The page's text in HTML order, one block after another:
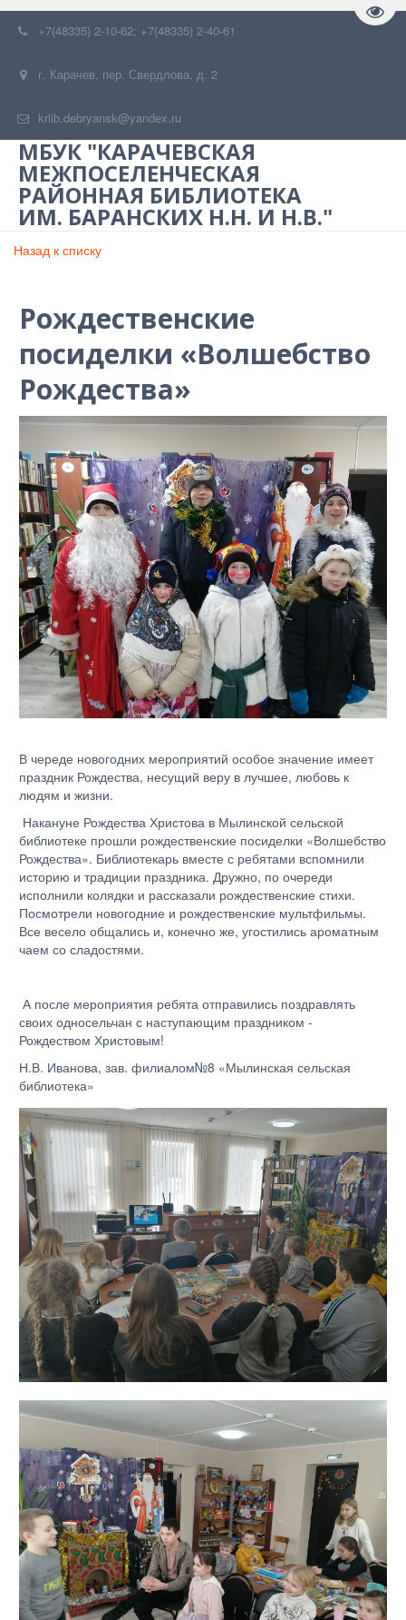
+7(48335) 2-10-62; +7(48335) 2-40-61
г. Карачев, пер. Свердлова, д. 2
krlib.debryansk@yandex.ru
МБУК "КАРАЧЕВСКАЯ
МЕЖПОСЕЛЕНЧЕСКАЯ
РАЙОННАЯ БИБЛИОТЕКА
ИМ. БАРАНСКИХ Н.Н. И Н.В."
Назад к списку
Рождественские
посиделки «Волшебство
Рождества»
В череде новогодних мероприятий особое значение имеет
праздник Рождества, несущий веру в лучшее, любовь к
людям и жизни.
Накануне Рождества Христова в Мылинской сельской
библиотеке прошли рождественские посиделки «Волшебство
Рождества». Библиотекарь вместе с ребятами вспомнили
историю и традиции праздника. Дружно, по очереди
исполнили колядки и рассказали рождественские стихи.
Посмотрели новогодние и рождественские мультфильмы.
Все весело общались и, конечно же, угостились ароматным
чаем со сладостями.
А после мероприятия ребята отправились поздравлять
своих односельчан с наступающим праздником -
Рождеством Христовым!
Н.В. Иванова, зав. филиалом№8 «Мылинская сельская
библиотека»